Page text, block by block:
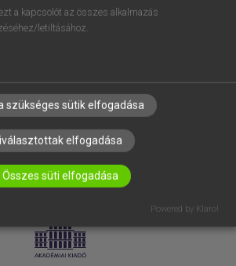
SÜTI BEÁLLÍTÁSOK
ADATVÉDELEM
a kapcsolót az összes alkalmazás
letiltásához.
szükséges sütik elfogadása
elfogadása
Összes süti elfogadása
Powered by Klaro!